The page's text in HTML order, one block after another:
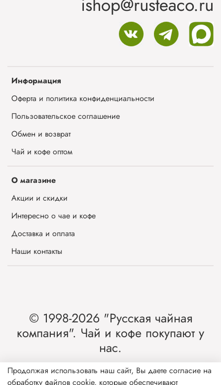
Информация
Оферта и политика конфиденциальности
Пользовательское соглашение
Обмен и возврат
Чай и кофе оптом
О магазине
Акции и скидки
Интересно о чае и кофе
Доставка и оплата
Наши контакты
© 1998-2026 "Русская чайная
компания". Чай и кофе покупают у
нас.
Интернет-магазин чая и кофе от лидера
Продолжая использовать наш сайт, Вы даете согласие на
обработку файлов cookie, которые обеспечивают